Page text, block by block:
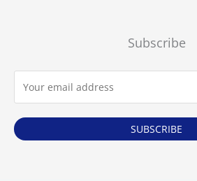
Subscribe
SUBSCRIBE